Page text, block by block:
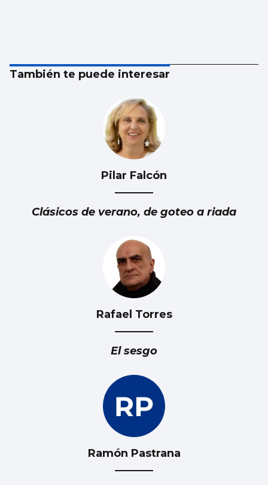
También te puede interesar
Pilar Falcón
Clásicos de verano, de goteo a riada
Rafael Torres
El sesgo
Ramón Pastrana